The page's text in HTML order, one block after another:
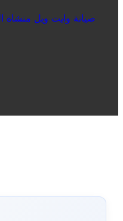
صيانة وايت ويل منشاة